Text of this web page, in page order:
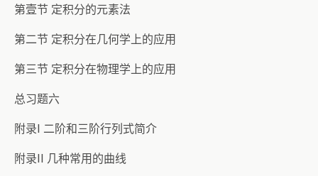
第壹节 定积分的元素法
第二节 定积分在几何学上的应用
第三节 定积分在物理学上的应用
总习题六
附录I 二阶和三阶行列式简介
附录II 几种常用的曲线